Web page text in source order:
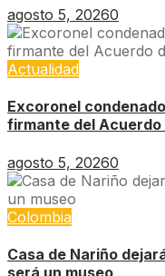
agosto 5, 20260
Actualidad
Excoronel
firmante del Acuerdo
agosto 5, 20260
Colombia
Casa de Nariño
será un museo